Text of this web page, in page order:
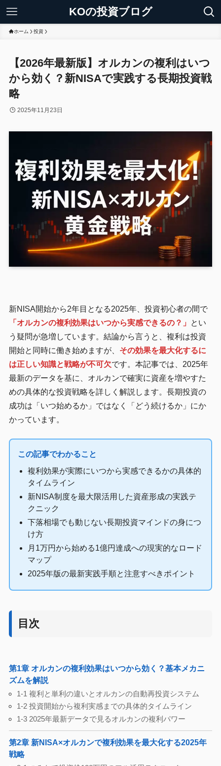
KOの投資ブログ
ホーム 投資
【2026年最新版】オルカンの複利はいつ
から効く？新NISAで実践する長期投資戦
略
2025年11月23日
新NISA開始から2年目となる2025年、投資初心者の間で
「オルカンの複利効果はいつから実感できるの？」
とい
う疑問が急増しています。結論から言うと、複利は投資
開始と同時に働き始めますが、 その効果を最大化するに
は正しい知識と戦略が不可欠です。本記事では、2025年
最新のデータを基に、オルカンで確実に資産を増やすた
めの具体的な投資戦略を詳しく解説します。長期投資の
成功は「いつ始めるか」ではなく「どう続けるか」にか
かっています。
この記事でわかること
複利効果が実際にいつから実感できるかの具体的
タイムライン
新NISA制度を最大限活用した資産形成の実践テ
クニック
下落相場でも動じない長期投資マインドの身につ
け方
月1万円から始める1億円達成への現実的なロード
マップ
2025年版の最新実践手順と注意すべきポイント
目次
第1章 オルカンの複利効果はいつから効く？基本メカニ
ズムを解説
1-1 複利と単利の違いとオルカンの自動再投資システム
1-2 投資開始から複利実感までの具体的タイムライン
1-3 2025年最新データで見るオルカンの複利パワー
第2章 新NISA×オルカンで複利効果を最大化する2025年
戦略